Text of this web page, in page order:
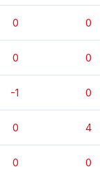
0 0
0 0
-1 0
0 4
0 0